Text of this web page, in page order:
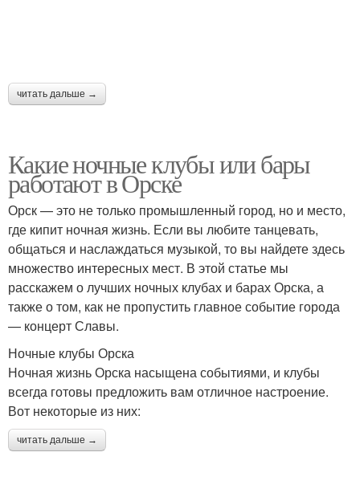
читать дальше →
Какие ночные клубы или бары
работают в Орске
Орск — это не только промышленный город, но и место,
где кипит ночная жизнь. Если вы любите танцевать,
общаться и наслаждаться музыкой, то вы найдете здесь
множество интересных мест. В этой статье мы
расскажем о лучших ночных клубах и барах Орска, а
также о том, как не пропустить главное событие города
— концерт Славы.
Ночные клубы Орска
Ночная жизнь Орска насыщена событиями, и клубы
всегда готовы предложить вам отличное настроение.
Вот некоторые из них:
читать дальше →